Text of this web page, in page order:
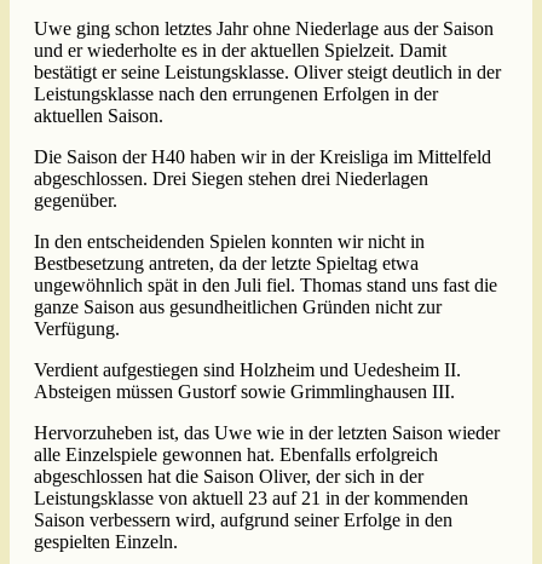
Uwe ging schon letztes Jahr ohne Niederlage aus der Saison
und er wiederholte es in der aktuellen Spielzeit. Damit
bestätigt er seine Leistungsklasse. Oliver steigt deutlich in der
Leistungsklasse nach den errungenen Erfolgen in der
aktuellen Saison.
Die Saison der H40 haben wir in der Kreisliga im Mittelfeld
abgeschlossen. Drei Siegen stehen drei Niederlagen
gegenüber.
In den entscheidenden Spielen konnten wir nicht in
Bestbesetzung antreten, da der letzte Spieltag etwa
ungewöhnlich spät in den Juli fiel. Thomas stand uns fast die
ganze Saison aus gesundheitlichen Gründen nicht zur
Verfügung.
Verdient aufgestiegen sind Holzheim und Uedesheim II.
Absteigen müssen Gustorf sowie Grimmlinghausen III.
Hervorzuheben ist, das Uwe wie in der letzten Saison wieder
alle Einzelspiele gewonnen hat. Ebenfalls erfolgreich
abgeschlossen hat die Saison Oliver, der sich in der
Leistungsklasse von aktuell 23 auf 21 in der kommenden
Saison verbessern wird, aufgrund seiner Erfolge in den
gespielten Einzeln.